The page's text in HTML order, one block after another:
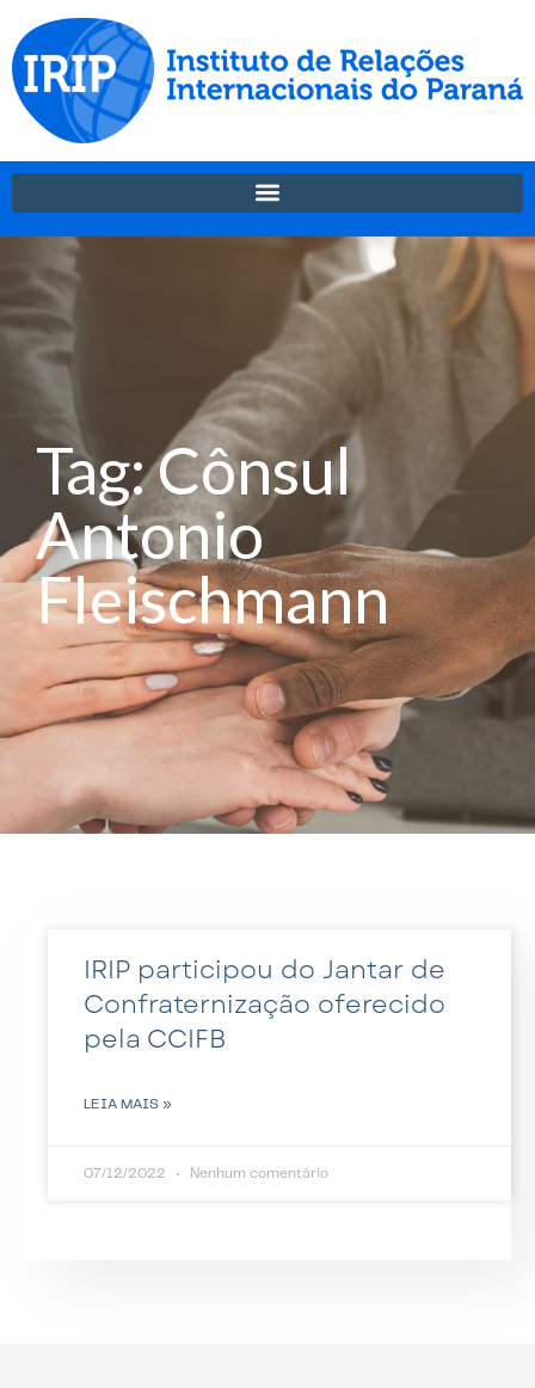
Tag: Cônsul
Antonio
Fleischmann
IRIP participou do Jantar de
Confraternização oferecido
pela CCIFB
LEIA MAIS »
07/12/2022 Nenhum comentário